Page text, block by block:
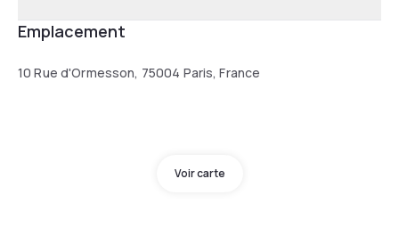
Emplacement
10 Rue d'Ormesson, 75004 Paris, France
Voir carte